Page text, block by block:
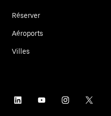
Réserver
Aéroports
Villes